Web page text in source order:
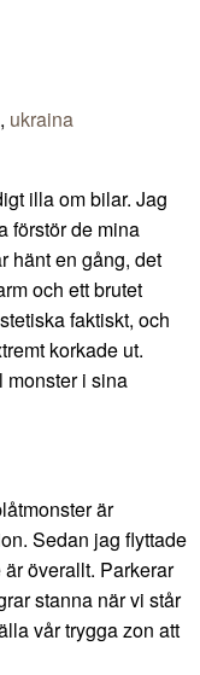
, ukraina
illa om bilar. Jag
förstör de mina
hänt en gång, det
och ett brutet
faktiskt, och
korkade ut.
monster i sina
är
Sedan jag flyttade
överallt. Parkerar
stanna när vi står
vår trygga zon att